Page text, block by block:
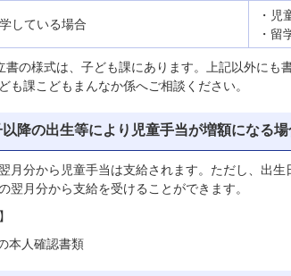
している場合
・児
・留
書の様式は、子ども課にあります。上記以外にも
も課こどもまんなか係へご相談ください。
以降の出生等により児童手当が増額になる
月分から児童手当は支給されます。ただし、出
翌月分から支給を受けることができます。
本人確認書類